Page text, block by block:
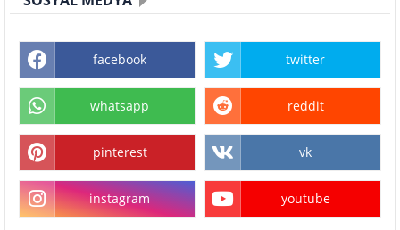
facebook twitter
whatsapp reddit
pinterest vk
instagram youtube